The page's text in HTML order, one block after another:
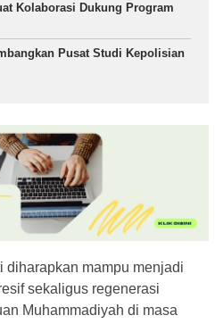
Kolaborasi Dukung Program
Pusat Studi Kepolisian
diharapkan mampu menjadi
sekaligus regenerasi
Muhammadiyah di masa